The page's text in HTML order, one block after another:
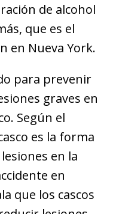
de alcohol
que es el
en Nueva York.
para prevenir
graves en
Según el
es la forma
en la
en
que los cascos